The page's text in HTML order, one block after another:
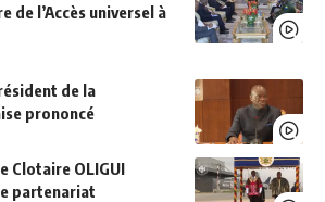
de l’Accès universel à
de la
prononcé
Clotaire OLIGUI
partenariat